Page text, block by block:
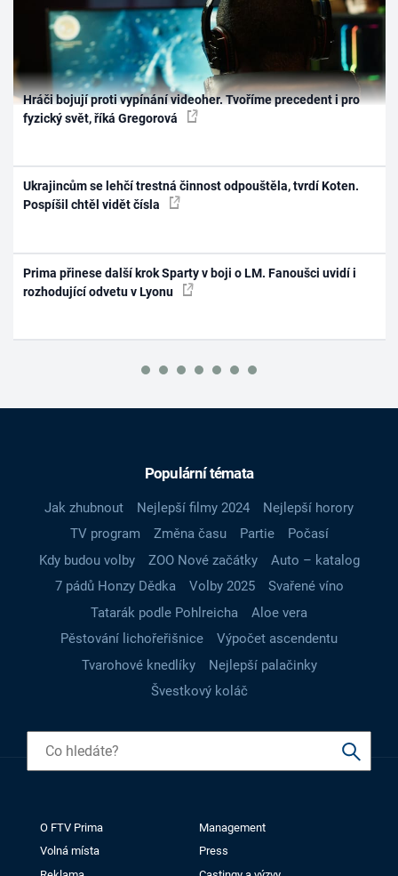
Hráči bojují proti vypínání videoher. Tvoříme precedent i pro
fyzický svět, říká Gregorová
Ukrajincům se lehčí trestná činnost odpouštěla, tvrdí Koten.
Pospíšil chtěl vidět čísla
Prima přinese další krok Sparty v boji o LM. Fanoušci uvidí i
rozhodující odvetu v Lyonu
Populární témata
Jak zhubnout Nejlepší filmy 2024
Nejlepší horory
TV program
Změna času Partie
Počasí
Kdy budou volby
ZOO Nové začátky
Auto – katalog
7 pádů Honzy Dědka
Volby 2025
Svařené víno
Tatarák podle Pohlreicha
Aloe vera
Pěstování lichořeřišnice
Výpočet ascendentu
Tvarohové knedlíky
Nejlepší palačinky
Švestkový koláč
O FTV Prima
Management
Volná místa
Press